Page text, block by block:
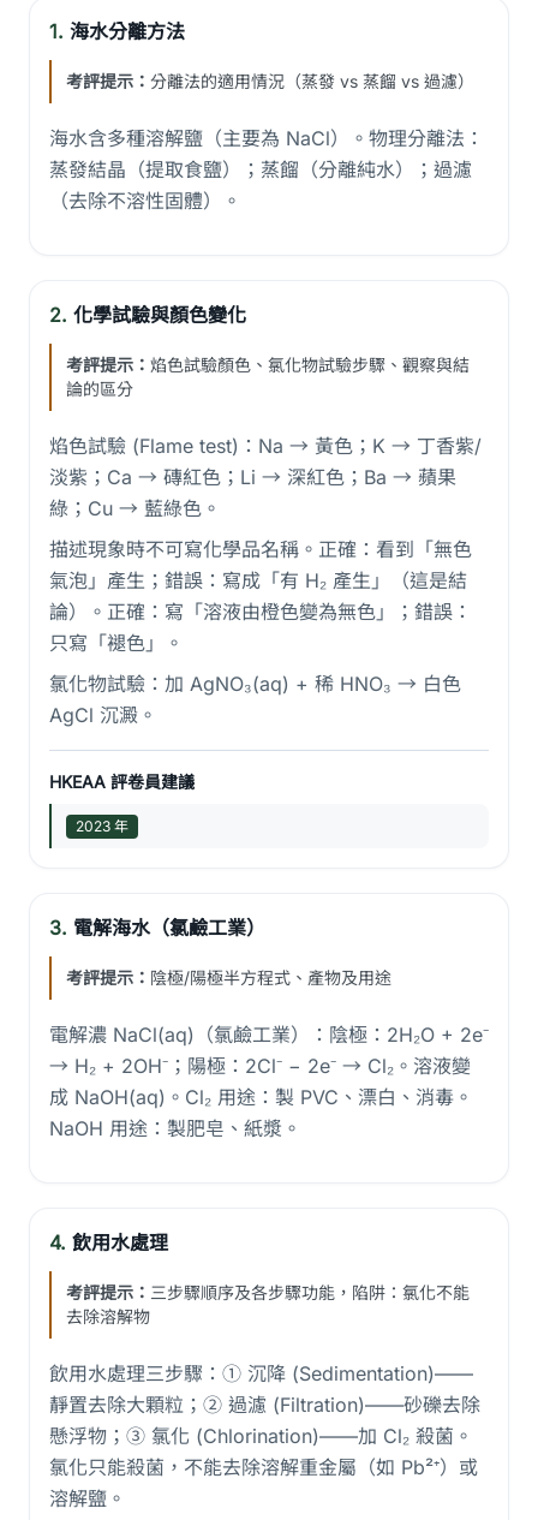
1. 海水分離方法
考評提示： 分離法的適用情況（蒸發 vs 蒸餾 vs 過濾）
海水含多種溶解鹽（主要為 NaCl）。物理分離法：
蒸發結晶（提取食鹽）；蒸餾（分離純水）；過濾
（去除不溶性固體）。
2. 化學試驗與顏色變化
考評提示： 焰色試驗顏色、氯化物試驗步驟、觀察與結
論的區分
焰色試驗 (Flame test)：Na → 黃色；K → 丁香紫/
淡紫；Ca → 磚紅色；Li → 深紅色；Ba → 蘋果
綠；Cu → 藍綠色。
描述現象時不可寫化學品名稱。正確：看到「無色
氣泡」產生；錯誤：寫成「有 H₂ 產生」（這是結
論）。正確：寫「溶液由橙色變為無色」；錯誤：
只寫「褪色」。
氯化物試驗：加 AgNO₃(aq) + 稀 HNO₃ → 白色
AgCl 沉澱。
HKEAA 評卷員建議
2023 年
3. 電解海水（氯鹼工業）
考評提示： 陰極/陽極半方程式、產物及用途
電解濃 NaCl(aq)（氯鹼工業）：陰極：2H₂O + 2e⁻
→ H₂ + 2OH⁻；陽極：2Cl⁻ − 2e⁻ → Cl₂。溶液變
成 NaOH(aq)。Cl₂ 用途：製 PVC、漂白、消毒。
NaOH 用途：製肥皂、紙漿。
4. 飲用水處理
考評提示： 三步驟順序及各步驟功能，陷阱：氯化不能
去除溶解物
飲用水處理三步驟：① 沉降 (Sedimentation)——
靜置去除大顆粒；② 過濾 (Filtration)——砂礫去除
懸浮物；③ 氯化 (Chlorination)——加 Cl₂ 殺菌。
氯化只能殺菌，不能去除溶解重金屬（如 Pb²⁺）或
溶解鹽。